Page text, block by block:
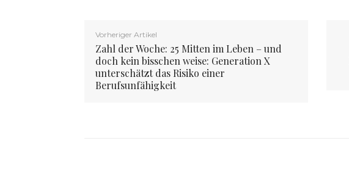
Vorheriger Artikel
Zahl der Woche: 25 Mitten im Leben – und
doch kein bisschen weise: Generation X
unterschätzt das Risiko einer
Berufsunfähigkeit